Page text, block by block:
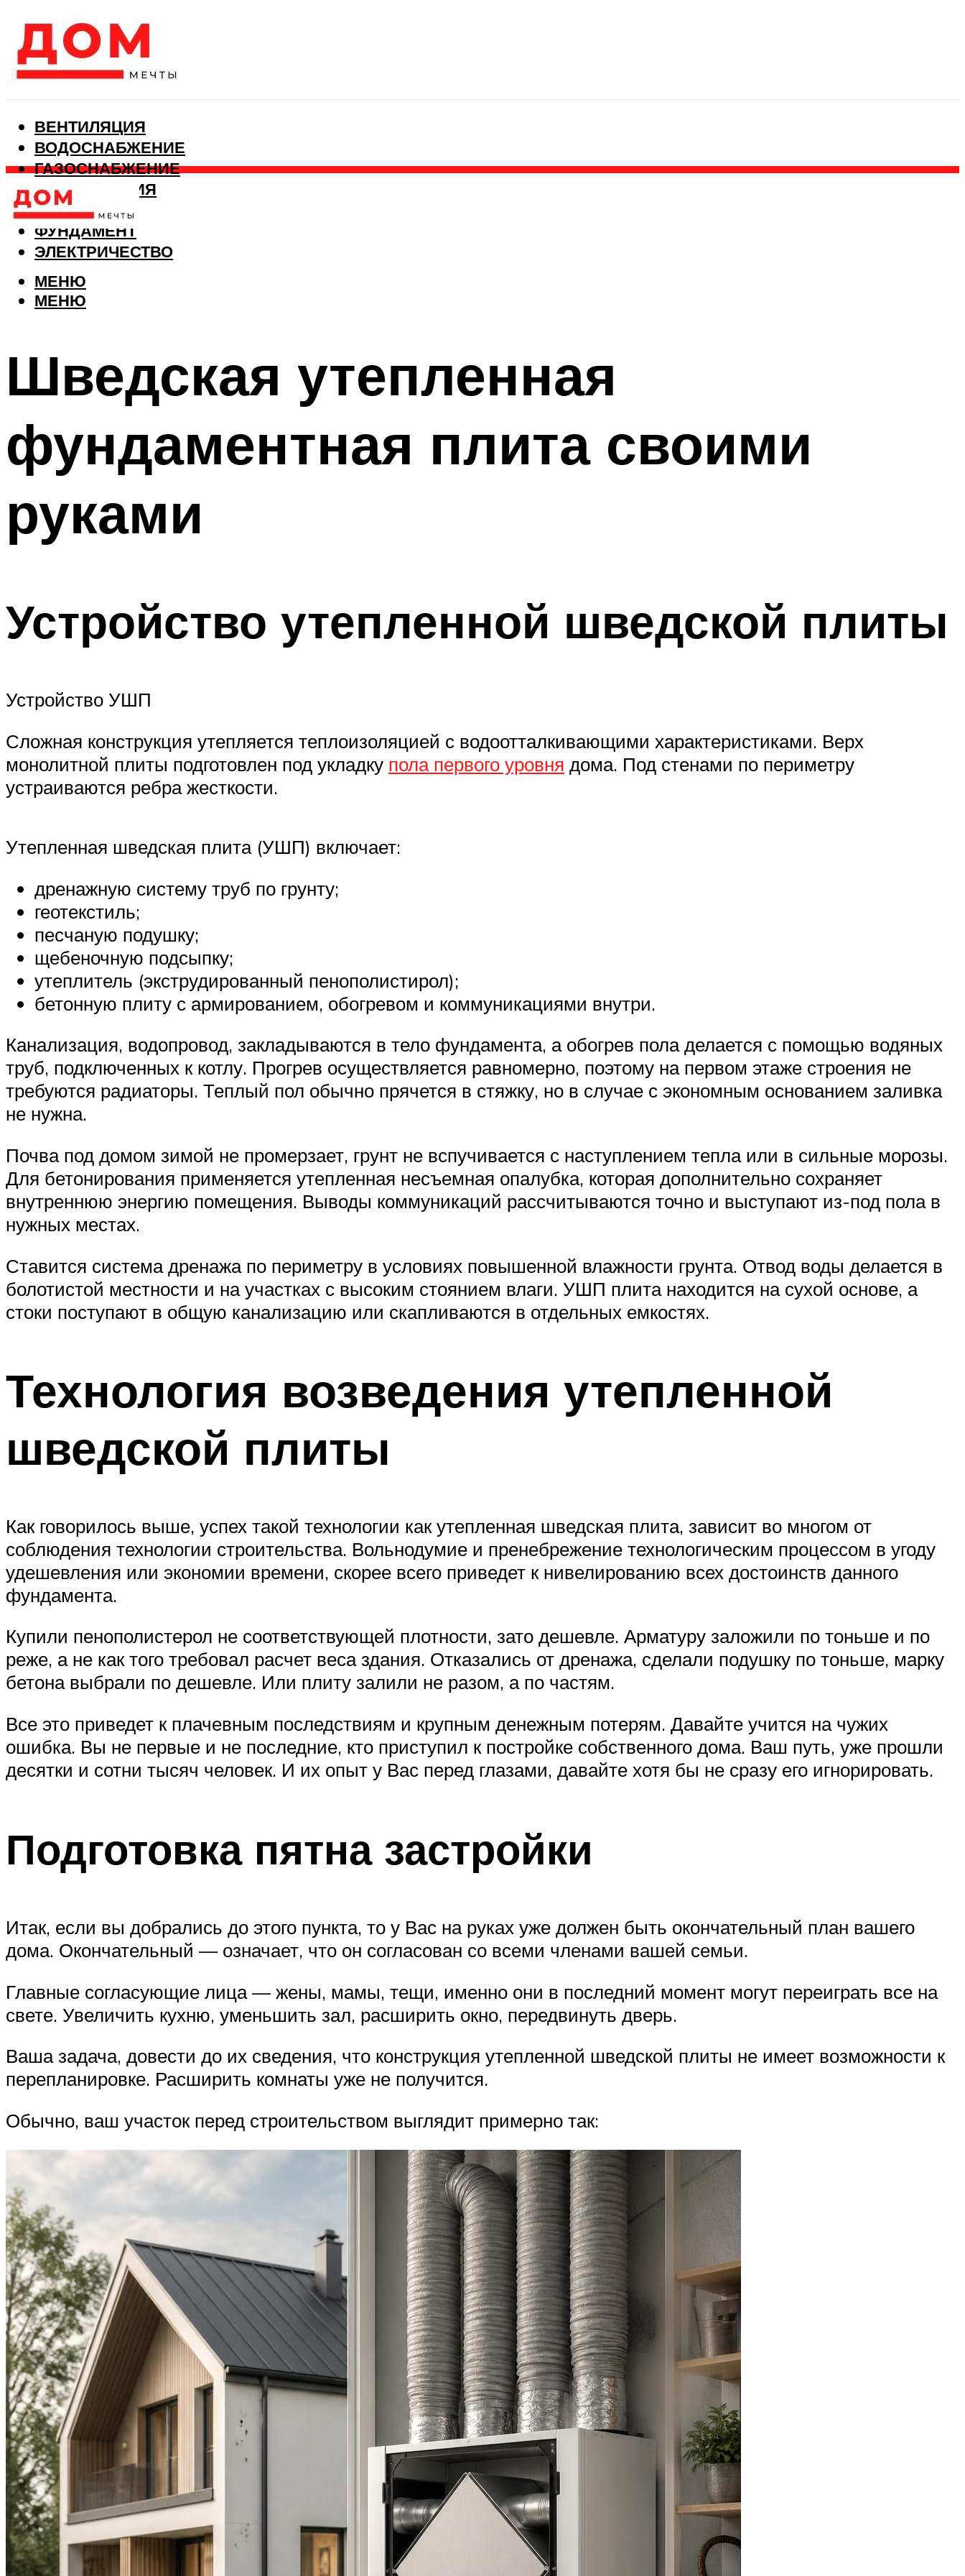
ВЕНТИЛЯЦИЯ
ВОДОСНАБЖЕНИЕ
ГАЗОСНАБЖЕНИЕ
КАНАЛИЗАЦИЯ
ОТОПЛЕНИЕ
ФУНДАМЕНТ
ЭЛЕКТРИЧЕСТВО
МЕНЮ
МЕНЮ
Шведская утепленная
фундаментная плита своими
руками
Устройство утепленной шведской плиты
Устройство УШП
Сложная конструкция утепляется теплоизоляцией с водоотталкивающими характеристиками. Верх
монолитной плиты подготовлен под укладку пола первого уровня дома. Под стенами по периметру
устраиваются ребра жесткости.
Утепленная шведская плита (УШП) включает:
дренажную систему труб по грунту;
геотекстиль;
песчаную подушку;
щебеночную подсыпку;
утеплитель (экструдированный пенополистирол);
бетонную плиту с армированием, обогревом и коммуникациями внутри.
Канализация, водопровод, закладываются в тело фундамента, а обогрев пола делается с помощью водяных
труб, подключенных к котлу. Прогрев осуществляется равномерно, поэтому на первом этаже строения не
требуются радиаторы. Теплый пол обычно прячется в стяжку, но в случае с экономным основанием заливка
не нужна.
Почва под домом зимой не промерзает, грунт не вспучивается с наступлением тепла или в сильные морозы.
Для бетонирования применяется утепленная несъемная опалубка, которая дополнительно сохраняет
внутреннюю энергию помещения. Выводы коммуникаций рассчитываются точно и выступают из-под пола в
нужных местах.
Ставится система дренажа по периметру в условиях повышенной влажности грунта. Отвод воды делается в
болотистой местности и на участках с высоким стоянием влаги. УШП плита находится на сухой основе, а
стоки поступают в общую канализацию или скапливаются в отдельных емкостях.
Технология возведения утепленной
шведской плиты
Как говорилось выше, успех такой технологии как утепленная шведская плита, зависит во многом от
соблюдения технологии строительства. Вольнодумие и пренебрежение технологическим процессом в угоду
удешевления или экономии времени, скорее всего приведет к нивелированию всех достоинств данного
фундамента.
Купили пенополистерол не соответствующей плотности, зато дешевле. Арматуру заложили по тоньше и по
реже, а не как того требовал расчет веса здания. Отказались от дренажа, сделали подушку по тоньше, марку
бетона выбрали по дешевле. Или плиту залили не разом, а по частям.
Все это приведет к плачевным последствиям и крупным денежным потерям. Давайте учится на чужих
ошибка. Вы не первые и не последние, кто приступил к постройке собственного дома. Ваш путь, уже прошли
десятки и сотни тысяч человек. И их опыт у Вас перед глазами, давайте хотя бы не сразу его игнорировать.
Подготовка пятна застройки
Итак, если вы добрались до этого пункта, то у Вас на руках уже должен быть окончательный план вашего
дома. Окончательный — означает, что он согласован со всеми членами вашей семьи.
Главные согласующие лица — жены, мамы, тещи, именно они в последний момент могут переиграть все на
свете. Увеличить кухню, уменьшить зал, расширить окно, передвинуть дверь.
Ваша задача, довести до их сведения, что конструкция утепленной шведской плиты не имеет возможности к
перепланировке. Расширить комнаты уже не получится.
Обычно, ваш участок перед строительством выглядит примерно так: